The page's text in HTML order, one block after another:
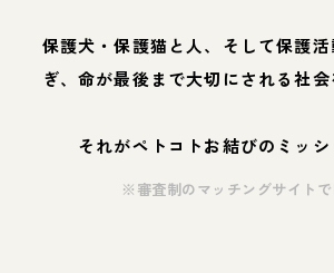
保護犬・保護猫と人、そして保護
ぎ、命が最後まで大切にされる社会
それがペトコトお結びのミッシ
※審査制のマッチングサイトで